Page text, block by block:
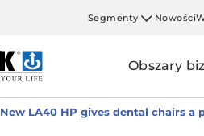
Segmenty Nowości
Obszary
New LA40 HP gives dental chairs a